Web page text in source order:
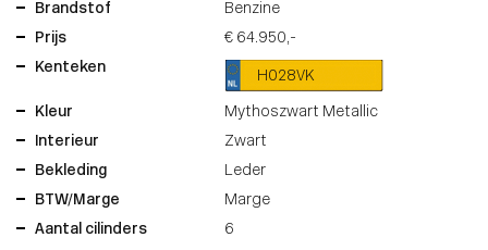
Brandstof
Benzine
Prijs
€ 64.950,-
Kenteken
H028VK
Kleur
Mythoszwart Metallic
Interieur
Zwart
Bekleding
Leder
BTW/Marge
Marge
Aantal cilinders
6